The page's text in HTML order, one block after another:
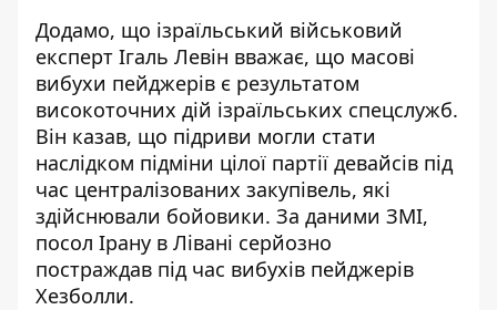
Додамо, що ізраїльський військовий
експерт Ігаль Левін вважає, що масові
вибухи пейджерів є результатом
високоточних дій ізраїльських спецслужб.
Він казав, що підриви могли стати
наслідком підміни цілої партії девайсів під
час централізованих закупівель, які
здійснювали бойовики. За даними ЗМІ,
посол Ірану в Лівані серйозно
постраждав під час вибухів пейджерів
Хезболли.